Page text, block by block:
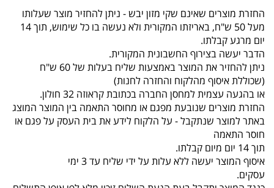
החזרת מוצרים שאינם שקי מזון יבש - ניתן להחזיר מוצר שעלותו
מעל 50 ש"ח, באריזתו המקורית ולא נעשה בו כל שימוש, תוך 14
יום מרגע קבלתו.
הדבר יעשה בצירוף החשבונית המקורית.
ניתן להחזיר את המוצר באמצעות שליח בעלות של 60 ש"ח
(שכוללת איסוף מהלקוח והחזרה לחנות)
או בהגעה עצמית למחסן החברה בכתובת קראוזה 32 חולון.
החזרת מוצרים שנובעת מפגם או מחוסר התאמה בין המוצר המוצג
באתר למוצר שנתקבל - על הלקוח לידע את בית העסק על פגם או
חוסר התאמה
תוך 14 יום מיום קבלתו.
איסוף המוצר יעשה ללא עלות על ידי שליח עד 3 ימי
עסקים.